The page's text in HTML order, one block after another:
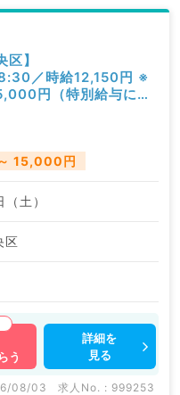
】
／時給12,150円 ※
円（特別給与につ
15,000円
土）
区
う
詳細を
見る
08/03 求人No. : 999253